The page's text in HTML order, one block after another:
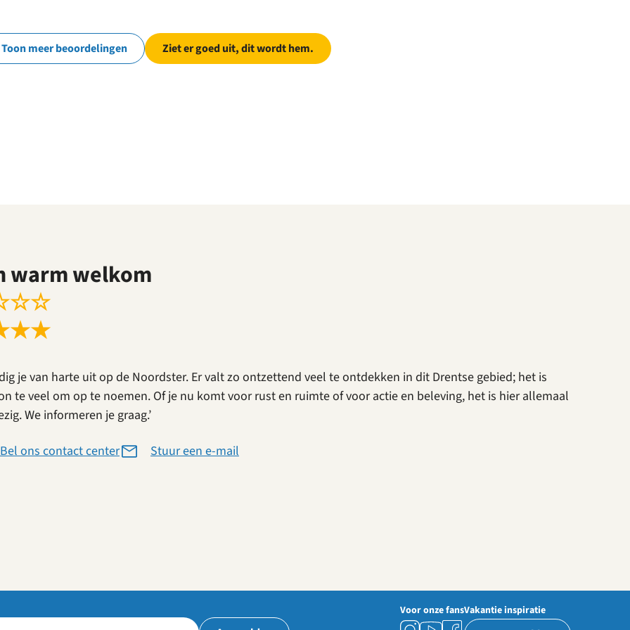
Toon meer beoordelingen Ziet er goed uit, dit wordt hem.
warm welkom
☆☆
★★
je van harte uit op de Noordster. Er valt zo ontzettend veel te ontdekken in dit Drentse gebied; het is
te veel om op te noemen. Of je nu komt voor rust en ruimte of voor actie en beleving, het is hier allemaal
We informeren je graag.’
Bel ons contact center Stuur een e-mail
Voor onze fansVakantie inspiratie